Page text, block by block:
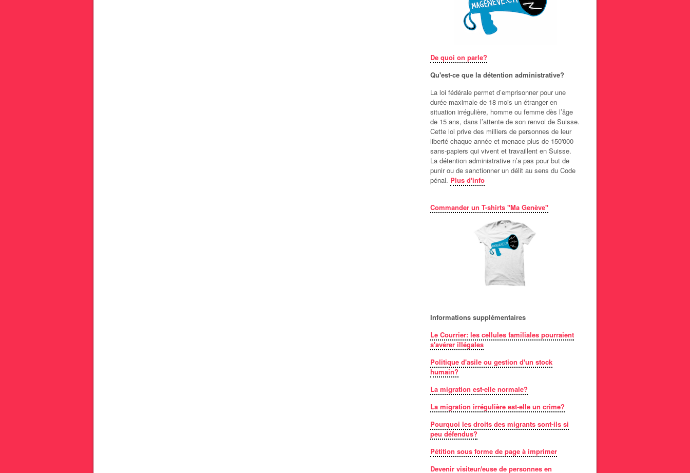
De quoi on parle?
Qu'est-ce que la détention administrative?
La loi fédérale permet d’emprisonner pour une
durée maximale de 18 mois un étranger en
situation irrégulière, homme ou femme dès l’âge
de 15 ans, dans l’attente de son renvoi de Suisse.
Cette loi prive des milliers de personnes de leur
liberté chaque année et menace plus de 150'000
sans-papiers qui vivent et travaillent en Suisse.
La détention administrative n’a pas pour but de
punir ou de sanctionner un délit au sens du Code
pénal. Plus d'info
Commander un T-shirts "Ma Genève"
Informations supplémentaires
Le Courrier: les cellules familiales pourraient
s'avérer illégales
Politique d'asile ou gestion d'un stock
humain?
La migration est-elle normale?
La migration irrégulière est-elle un crime?
Pourquoi les droits des migrants sont-ils si
peu défendus?
Pétition sous forme de page à imprimer
Devenir visiteur/euse de personnes en